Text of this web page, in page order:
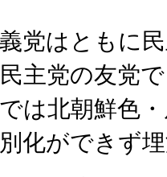
党はともに
主党の友党
は北朝鮮色
化ができず